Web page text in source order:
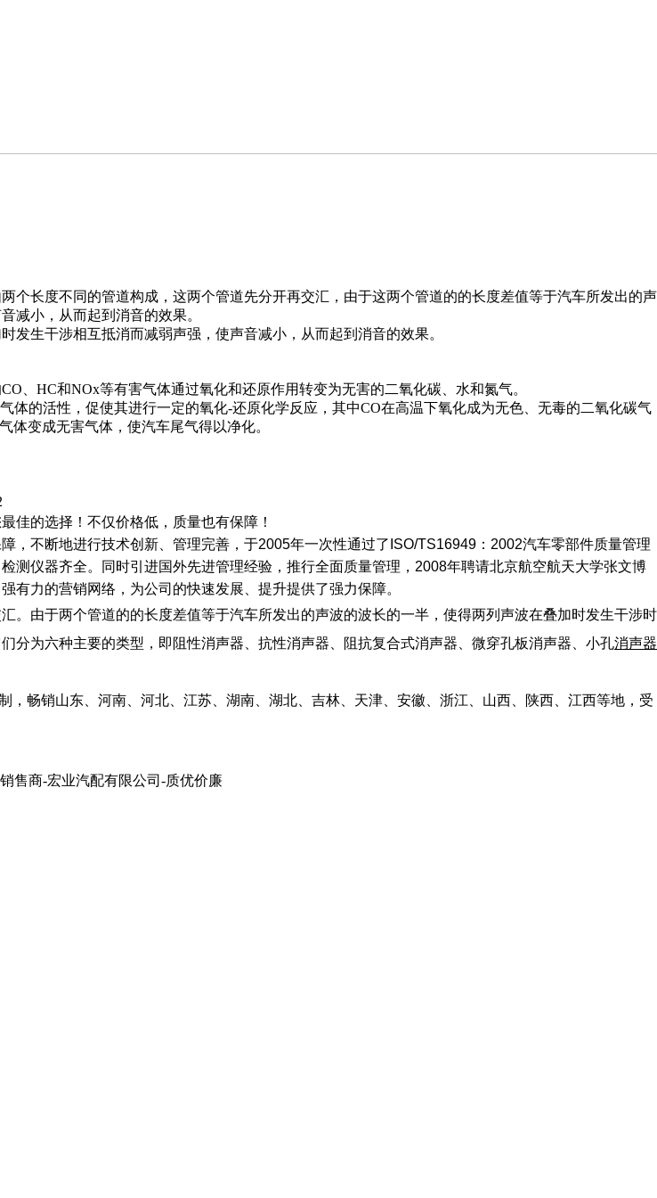
个长度不同的管道构成，这两个管道先分开再交汇，由于这两个管道的的长度差值等于汽车所发出的声
减小，从而起到消音的效果。
生干涉相互抵消而减弱声强，使声音减小，从而起到消音的效果。
、HC和NOx等有害气体通过氧化和还原作用转变为无害的二氧化碳、水和氮气。
的活性，促使其进行一定的氧化-还原化学反应，其中CO在高温下氧化成为无色、无毒的二氧化碳气
体变成无害气体，使汽车尾气得以净化。
佳的选择！不仅价格低，质量也有保障！
，不断地进行技术创新、管理完善，于2005年一次性通过了ISO/TS16949：2002汽车零部件质量管理
测仪器齐全。同时引进国外先进管理经验，推行全面质量管理，2008年聘请北京航空航天大学张文博
力的营销网络，为公司的快速发展、提升提供了强力保障。
。由于两个管道的的长度差值等于汽车所发出的声波的波长的一半，使得两列声波在叠加时发生干涉时
分为六种主要的类型，即阻性消声器、抗性消声器、阻抗复合式消声器、微穿孔板消声器、小孔消声器
，畅销山东、河南、河北、江苏、湖南、湖北、吉林、天津、安徽、浙江、山西、陕西、江西等地，受
售商-宏业汽配有限公司-质优价廉